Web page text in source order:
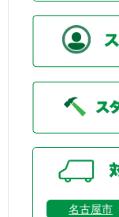
名古屋市